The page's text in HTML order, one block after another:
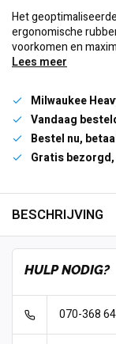
Het
ergonomische
voorkomen en
Lees meer
Milwaukee
Vandaag
Bestel nu,
Gratis bezorgd,
BESCHRIJVING
HULP NODIG?
070-368